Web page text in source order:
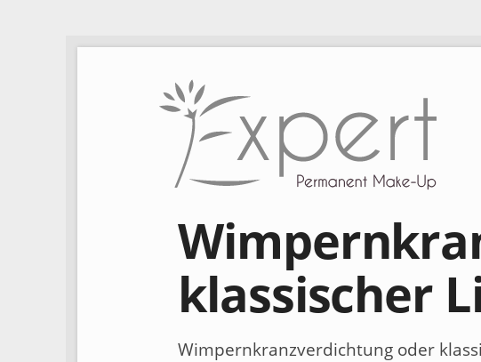
klassischer
Wimpernkranzverdichtung oder